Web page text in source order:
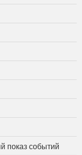
показ событий